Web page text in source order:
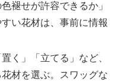
色褪せが許容できるか」
い花材は、事前に情報
く」「立てる」など、
材を選ぶ。スワッグな